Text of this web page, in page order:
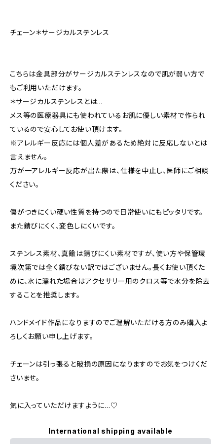
チェーン＊サージカルステンレス
こちらは金具部分がサージカルステンレスなので肌が弱い方で
もご利用いただけます。
＊サージカルステンレスとは…
メス等の医療器具にも使われているお肌に優しい素材で作られ
ているので安心してお使い頂けます。
※アレルギー反応には個人差があるため絶対に反応しないとは
言えません。
万が一アレルギー反応が出た際は、仕様を中止し、医師にご相談
ください。
傷がつきにくい硬い性質を持つので日常使いにもピッタリです。
また錆びにくく、変色しにくいです。
ステンレス素材、真鍮は錆びにくい素材ですが、使い方や保管環
境次第では全く錆びない訳ではございません。長くお使い頂くた
めに、水に濡れた場合はアクセサリー用のクロス等で水分を除去
することを推奨します。
ハンドメイド作品になりますのでご理解いただける方のみ購入よ
ろしくお願い申し上げます。
チェーンは引っ張ると破損の原因になりますのでお気をつけくだ
さいませ。
気に入っていただけますように…♡
International shipping available